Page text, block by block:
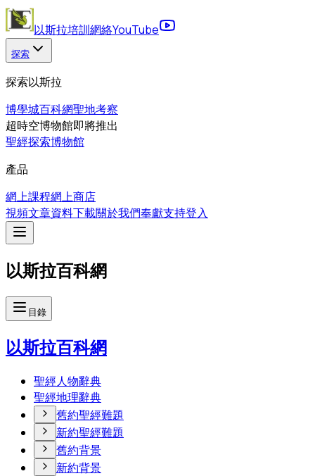
以斯拉培訓網絡YouTube
探索
探索以斯拉
博學城百科網聖地考察
超時空博物館即將推出
聖經探索博物館
產品
網上課程網上商店
視頻文章資料下載關於我們奉獻支持登入
以斯拉百科網
目錄
以斯拉百科網
聖經人物辭典
聖經地理辭典
舊約聖經難題
新約聖經難題
舊約背景
新約背景